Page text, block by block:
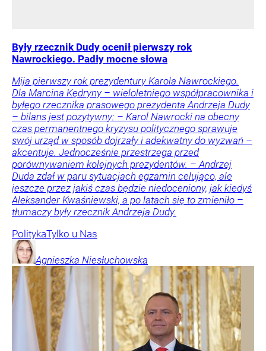
Były rzecznik Dudy ocenił pierwszy rok
Nawrockiego. Padły mocne słowa
Mija pierwszy rok prezydentury Karola Nawrockiego.
Dla Marcina Kędryny – wieloletniego współpracownika i
byłego rzecznika prasowego prezydenta Andrzeja Dudy
– bilans jest pozytywny: – Karol Nawrocki na obecny
czas permanentnego kryzysu politycznego sprawuje
swój urząd w sposób dojrzały i adekwatny do wyzwań –
akcentuje. Jednocześnie przestrzega przed
porównywaniem kolejnych prezydentów. – Andrzej
Duda zdał w paru sytuacjach egzamin celująco, ale
jeszcze przez jakiś czas będzie niedoceniony, jak kiedyś
Aleksander Kwaśniewski, a po latach się to zmieniło –
tłumaczy były rzecznik Andrzeja Dudy.
PolitykaTylko u Nas
Agnieszka Niesłuchowska